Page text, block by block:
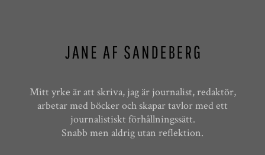
Mitt yrke är att skriva, jag är journalist, redaktör,
arbetar med böcker och skapar tavlor med ett
journalistiskt förhållningssätt.
Snabb men aldrig utan reflektion.